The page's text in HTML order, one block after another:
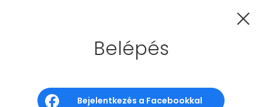
Belépés
Bejelentkezés a Facebookkal
Adatkezelés
ÁSZF Süti tájékoztató